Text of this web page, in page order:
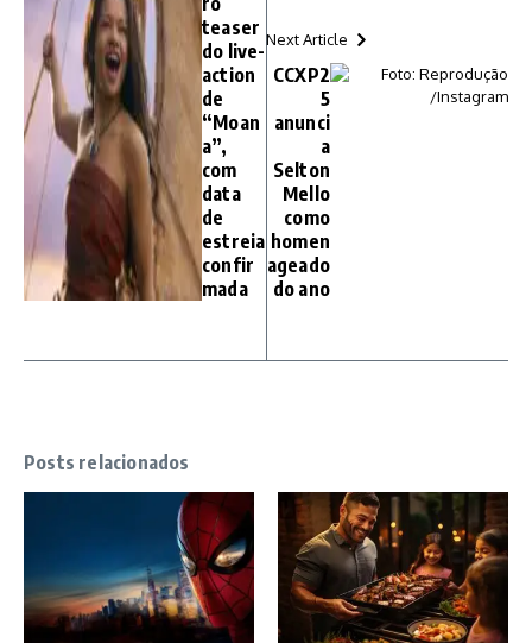
teaser
do live-
action
de
“Moan
a”,
com
data
de
estreia
confir
mada
Next Article
CCXP2
5
anunci
a
Selton
Mello
como
homen
ageado
do ano
Posts relacionados